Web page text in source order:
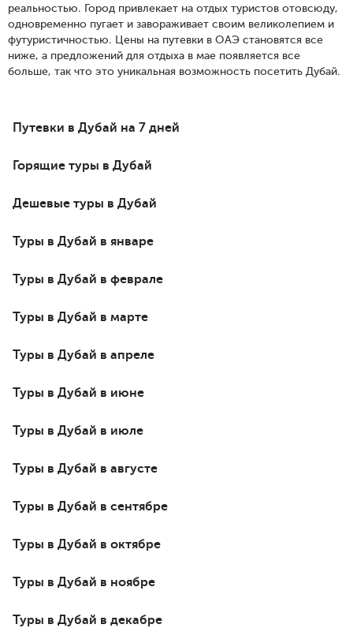
реальностью. Город привлекает на отдых туристов отовсюду,
одновременно пугает и завораживает своим великолепием и
футуристичностью. Цены на путевки в ОАЭ становятся все
ниже, а предложений для отдыха в мае появляется все
больше, так что это уникальная возможность посетить Дубай.
Путевки в Дубай на 7 дней
Горящие туры в Дубай
Дешевые туры в Дубай
Туры в Дубай в январе
Туры в Дубай в феврале
Туры в Дубай в марте
Туры в Дубай в апреле
Туры в Дубай в июне
Туры в Дубай в июле
Туры в Дубай в августе
Туры в Дубай в сентябре
Туры в Дубай в октябре
Туры в Дубай в ноябре
Туры в Дубай в декабре